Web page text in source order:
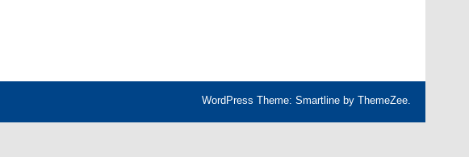
WordPress Theme: Smartline by ThemeZee.